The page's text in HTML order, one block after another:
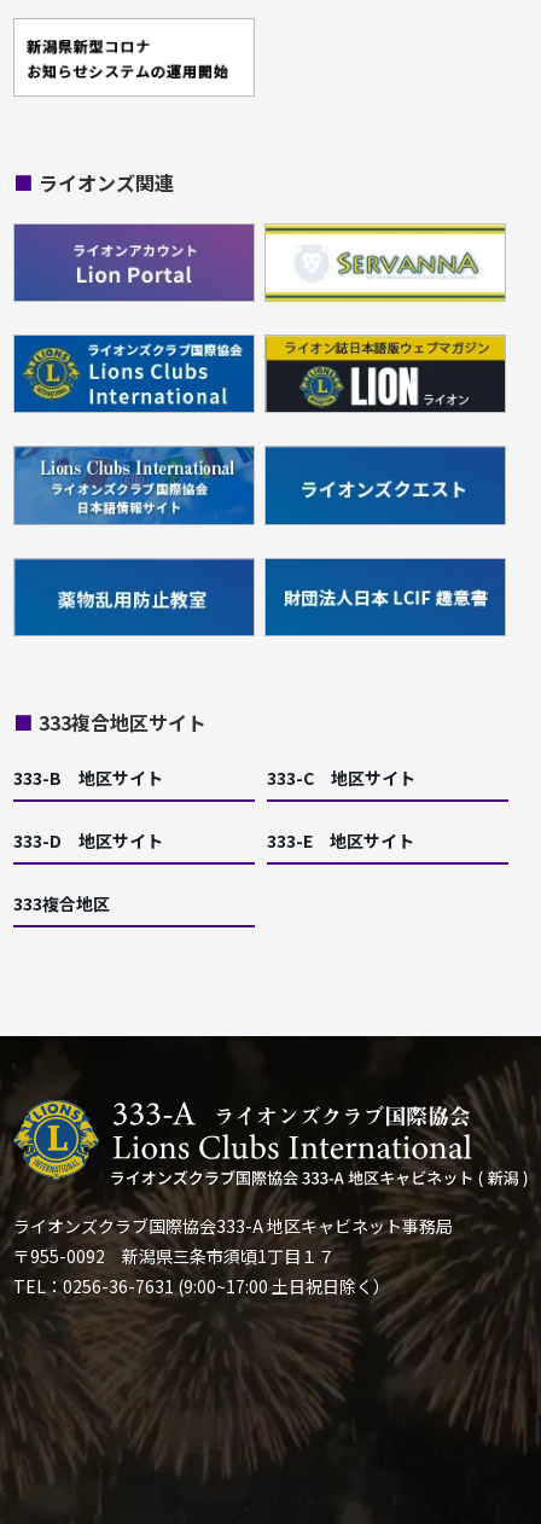
■ ライオンズ関連
■ 333複合地区サイト
333-B 地区サイト 333-C 地区サイト
333-D 地区サイト 333-E 地区サイト
333複合地区
ライオンズクラブ国際協会333-A 地区キャビネット事務局
〒955-0092 新潟県三条市須頃1丁目１７
TEL：0256-36-7631 (9:00~17:00 土日祝日除く）